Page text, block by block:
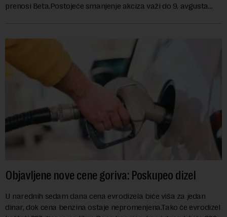
prenosi Beta.Postojeće smanjenje akciza važi do 9. avgusta
Objavljene nove cene goriva: Poskupeo dizel
U narednih sedam dana cena evrodizela biće viša za jedan
dinar, dok cena benzina ostaje nepromenjena.Tako će evrodizel